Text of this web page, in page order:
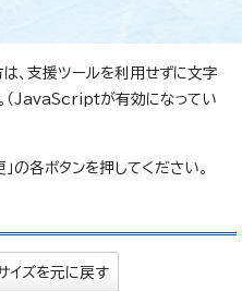
、支援ツールを利用せずに文字
（JavaScriptが有効になってい
の各ボタンを押してください。
イズを元に戻す